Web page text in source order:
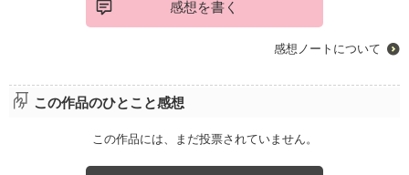
感想を書く
感想ノートについて
この作品のひとこと感想
この作品には、まだ投票されていません。